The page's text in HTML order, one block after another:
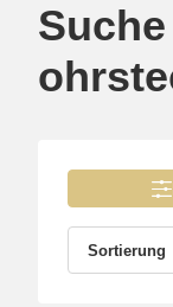
Sortierung